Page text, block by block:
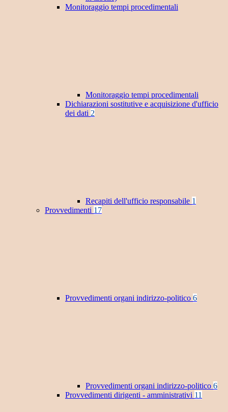
Monitoraggio tempi procedimentali
Monitoraggio tempi procedimentali
Dichiarazioni sostitutive e acquisizione d'ufficio
dei dati 2
Recapiti dell'ufficio responsabile 1
Provvedimenti 17
Provvedimenti organi indirizzo-politico 6
Provvedimenti organi indirizzo-politico 6
Provvedimenti dirigenti - amministrativi 11